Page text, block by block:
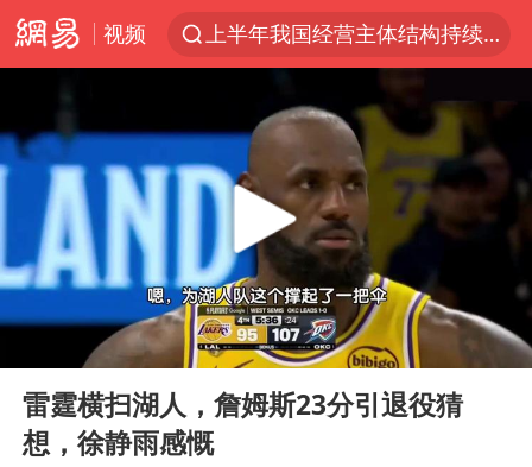
视频
上半年我国经营主体结构持续优化
《披荆斩棘2026》阵容官宣
白海豚北上或致京津冀暴雨
中国第1高楼阻尼器摆动明显
上海有出现龙卷潜势
2025年小学教师减少13.19万
Play
03:39
雷霆横扫湖人，詹姆斯23分引退役猜
想，徐静雨感慨